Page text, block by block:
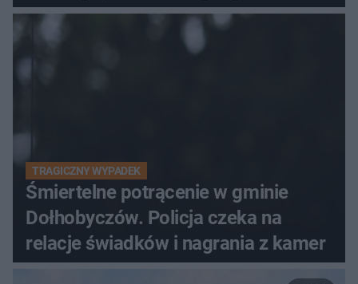
TRAGICZNY WYPADEK
Śmiertelne potrącenie w gminie
Dołhobyczów. Policja czeka na
relacje świadków i nagrania z kamer